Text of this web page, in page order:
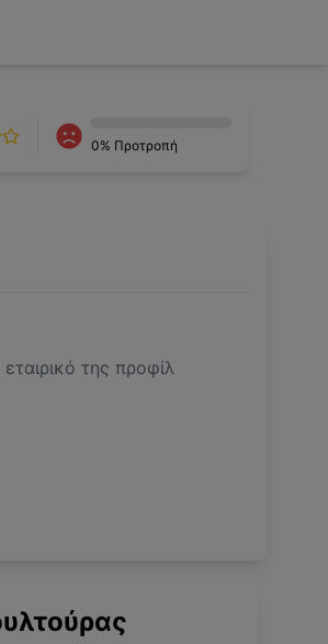
0% Προτροπή
της προφίλ